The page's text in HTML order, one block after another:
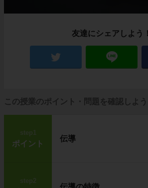
友達にシェアしよう！
この授業のポイント・問題を確認しよう
step1
ポイント
伝導
step2